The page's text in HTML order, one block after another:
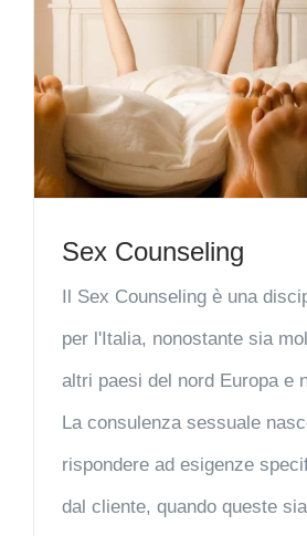
Sex Counseling
Il Sex Counseling è una
per l'Italia, nonostante sia
altri paesi del nord Europa e
La consulenza sessuale
rispondere ad esigenze
dal cliente, quando queste